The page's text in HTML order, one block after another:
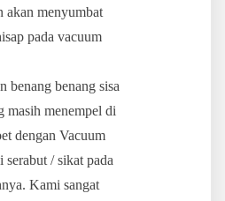
akan menyumbat
pada vacuum
benang benang sisa
masih menempel di
dengan Vacuum
/ sikat pada
Kami sangat